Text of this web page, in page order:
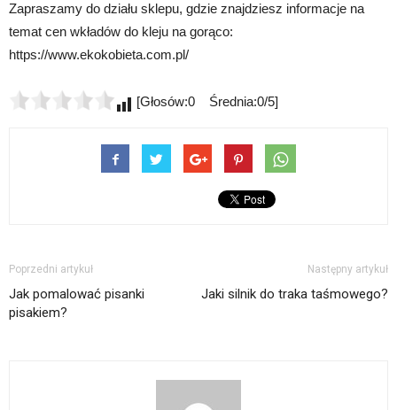
Zapraszamy do działu sklepu, gdzie znajdziesz informacje na
temat cen wkładów do kleju na gorąco:
https://www.ekokobieta.com.pl/
[Głosów:0 Średnia:0/5]
Poprzedni artykuł
Jak pomalować pisanki
pisakiem?
Następny artykuł
Jaki silnik do traka taśmowego?